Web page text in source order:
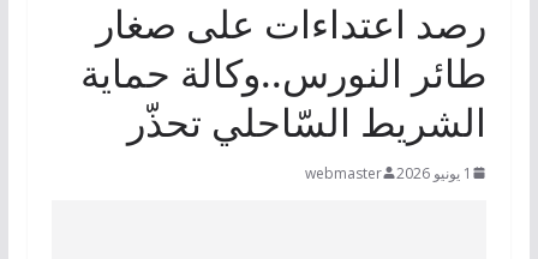
رصد اعتداءات على صغار
طائر النورس..وكالة حماية
الشريط السّاحلي تحذّر
1 يونيو 2026 webmaster